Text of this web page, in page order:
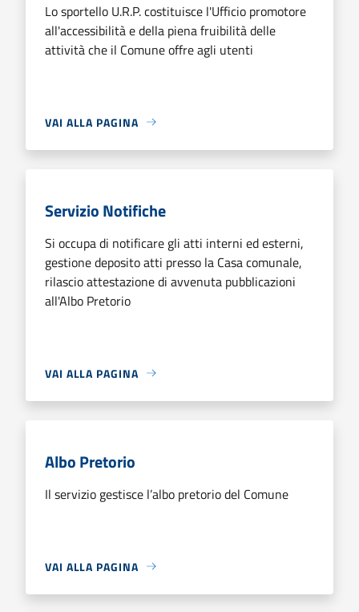
Lo sportello U.R.P. costituisce l'Ufficio promotore
all'accessibilità e della piena fruibilità delle
attività che il Comune offre agli utenti
VAI ALLA PAGINA
Servizio Notifiche
Si occupa di notificare gli atti interni ed esterni,
gestione deposito atti presso la Casa comunale,
rilascio attestazione di avvenuta pubblicazioni
all'Albo Pretorio
VAI ALLA PAGINA
Albo Pretorio
Il servizio gestisce l’albo pretorio del Comune
VAI ALLA PAGINA